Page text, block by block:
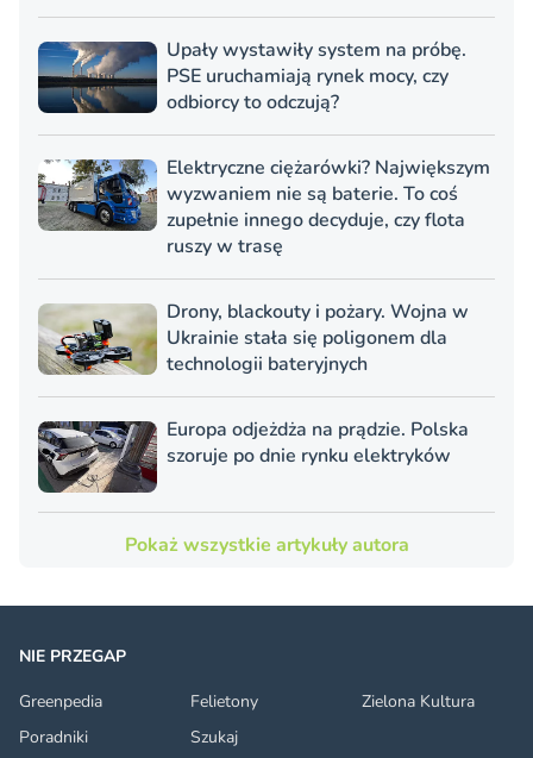
Upały wystawiły system na próbę.
PSE uruchamiają rynek mocy, czy
odbiorcy to odczują?
Elektryczne ciężarówki? Największym
wyzwaniem nie są baterie. To coś
zupełnie innego decyduje, czy flota
ruszy w trasę
Drony, blackouty i pożary. Wojna w
Ukrainie stała się poligonem dla
technologii bateryjnych
Europa odjeżdża na prądzie. Polska
szoruje po dnie rynku elektryków
Pokaż wszystkie artykuły autora
NIE PRZEGAP
Greenpedia
Felietony
Zielona Kultura
Poradniki
Szukaj